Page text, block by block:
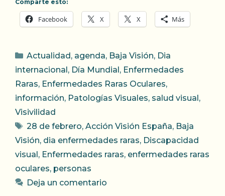
Comparte esto:
Facebook X X Más
Categorías
Actualidad , agenda, Baja Visión, Dia
internacional , Día Mundial , Enfermedades
Raras, Enfermedades Raras Oculares,
información, Patologías Visuales, salud visual ,
Visivilidad
Etiquetas
28 de febrero, Acción Visión España, Baja
Visión, dia enfermedades raras, Discapacidad
visual , Enfermedades raras, enfermedades raras
oculares, personas
Deja un comentario